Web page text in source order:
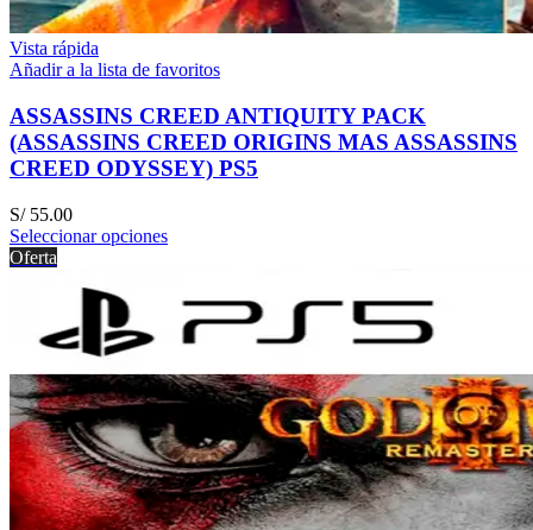
Vista rápida
Añadir a la lista de favoritos
ASSASSINS CREED ANTIQUITY PACK
(ASSASSINS CREED ORIGINS MAS ASSASSINS
CREED ODYSSEY) PS5
S/55.00
Seleccionar opciones
Oferta